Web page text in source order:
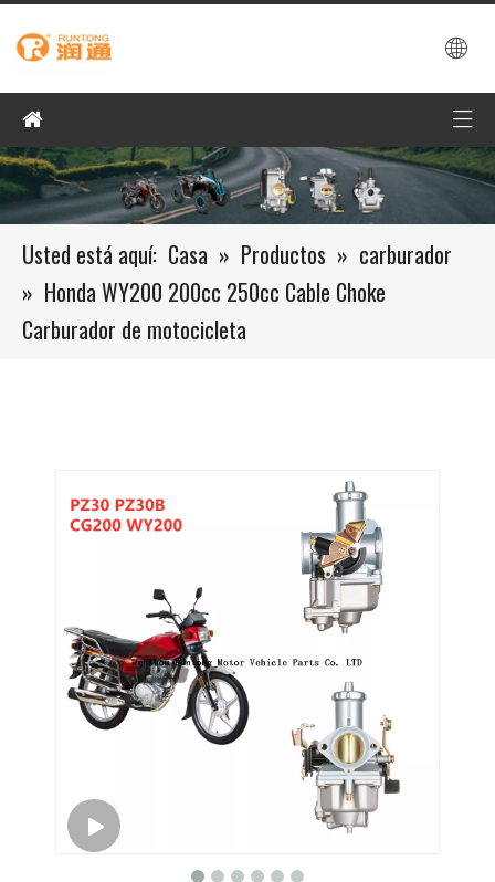
Usted está aquí: Casa » Productos » carburador
» Honda WY200 200cc 250cc Cable Choke
Carburador de motocicleta